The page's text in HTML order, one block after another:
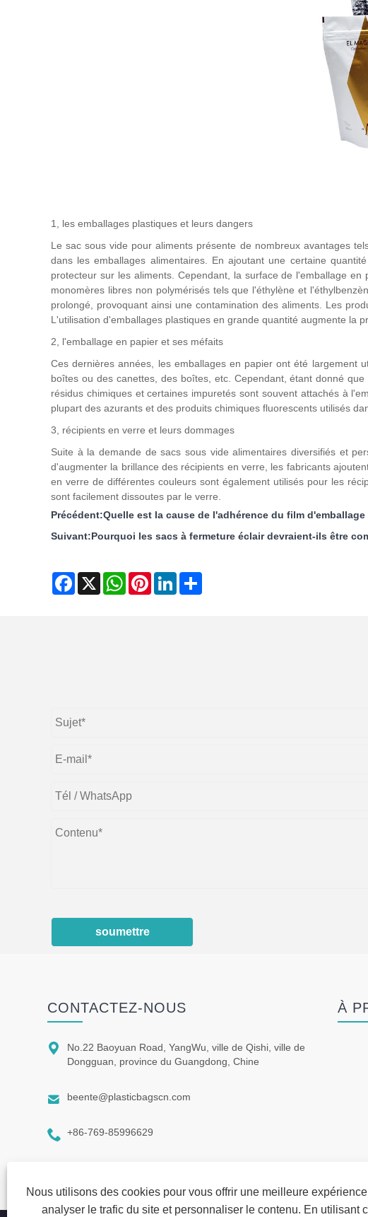
1, les emballages plastiques et leurs dangers
Le sac sous vide pour aliments présente de nombreux avantages
dans les emballages alimentaires. En ajoutant une certaine
protecteur sur les aliments. Cependant, la surface de l'emballage
monomères libres non polymérisés tels que l'éthylène et
prolongé, provoquant ainsi une contamination des aliments. Les
L'utilisation d'emballages plastiques en grande quantité augmente la
2, l'emballage en papier et ses méfaits
Ces dernières années, les emballages en papier ont été largement
boîtes ou des canettes, des boîtes, etc. Cependant, étant donné
résidus chimiques et certaines impuretés sont souvent attachés à
plupart des azurants et des produits chimiques fluorescents utilisés
3, récipients en verre et leurs dommages
Suite à la demande de sacs sous vide alimentaires diversifiés et
d'augmenter la brillance des récipients en verre, les fabricants
en verre de différentes couleurs sont également utilisés pour les
sont facilement dissoutes par le verre.
Précédent:Quelle est la cause de l'adhérence du film
Suivant:Pourquoi les sacs à fermeture éclair devraient-ils être
Facebook
X WhatsAppPinterestLinkedIn
soumettre
Nous utilisons des cookies pour vous offrir une meilleure
analyser le trafic du site et personnaliser le contenu. En utilisant
CONTACTEZ-NOUS

No.22 Baoyuan Road, YangWu, ville de Qishi, ville de
Dongguan, province du Guangdong, Chine
 beente@plasticbagscn.com
 +86-769-85996629
À